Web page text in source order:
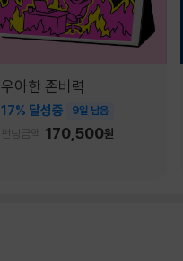
우아한 존버력
17% 달성중 9일 남음
펀딩금액 170,500원